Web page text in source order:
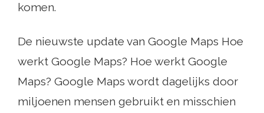
komen.
De nieuwste update van Google Maps Hoe
werkt Google Maps? Hoe werkt Google
Maps? Google Maps wordt dagelijks door
miljoenen mensen gebruikt en misschien